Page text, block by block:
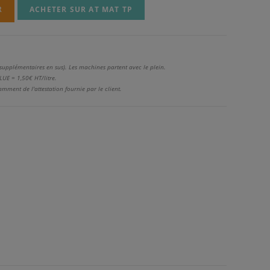
ACHETER SUR AT MAT TP
en sus). Les machines partent avec le plein.
= 1,50€ HT/litre.
de l'attestation fournie par le client.